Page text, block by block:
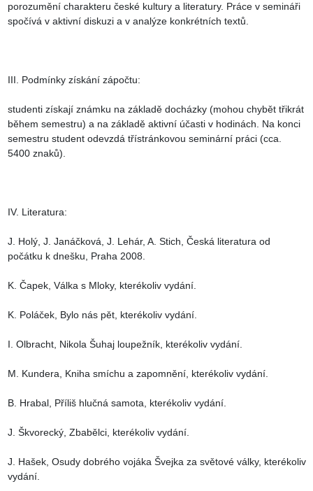
porozumění charakteru české kultury a literatury. Práce v semináři
spočívá v aktivní diskuzi a v analýze konkrétních textů.
III. Podmínky získání zápočtu:
studenti získají známku na základě docházky (mohou chybět třikrát
během semestru) a na základě aktivní účasti v hodinách. Na konci
semestru student odevzdá třístránkovou seminární práci (cca.
5400 znaků).
IV. Literatura:
J. Holý, J. Janáčková, J. Lehár, A. Stich, Česká literatura od
počátku k dnešku, Praha 2008.
K. Čapek, Válka s Mloky, kterékoliv vydání.
K. Poláček, Bylo nás pět, kterékoliv vydání.
I. Olbracht, Nikola Šuhaj loupežník, kterékoliv vydání.
M. Kundera, Kniha smíchu a zapomnění, kterékoliv vydání.
B. Hrabal, Příliš hlučná samota, kterékoliv vydání.
J. Škvorecký, Zbabělci, kterékoliv vydání.
J. Hašek, Osudy dobrého vojáka Švejka za světové války, kterékoliv
vydání.